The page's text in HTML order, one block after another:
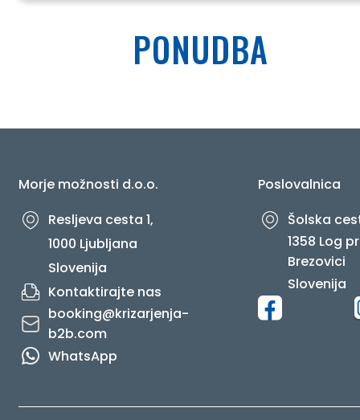
PONUDBA
Morje možnosti d.o.o.
Resljeva cesta 1,
1000 Ljubljana
Slovenija
Kontaktirajte nas
booking@krizarjenja-
b2b.com
WhatsApp
Poslovalnica
Šolska
1358 Log
Brezovici
Slovenija